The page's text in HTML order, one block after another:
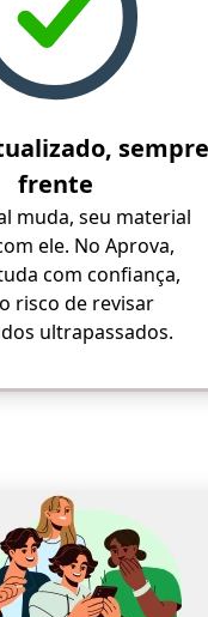
frente
muda, seu material
ele. No Aprova,
com confiança,
risco de revisar
ultrapassados.